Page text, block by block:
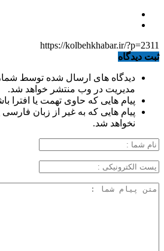
https://kolbehkhabar.ir/?p=2311
ثبت دیدگاه
دیدگاه های ارسال شده توسط
مدیریت در وب منتشر خواهد شد.
پیام هایی که حاوی تهمت یا افترا
پیام هایی که به غیر از زبان
نخواهد شد.